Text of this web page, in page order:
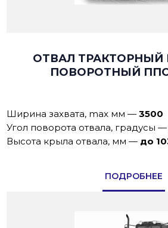
ОТВАЛ ТРАКТОРНЫЙ
ПОВОРОТНЫЙ
Ширина захвата, max мм —3500
Угол поворота отвала, градусы
Высота крыла отвала, мм — до
ПОДРОБНЕЕ